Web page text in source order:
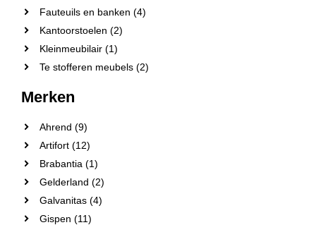
Fauteuils en banken (4)
Kantoorstoelen (2)
Kleinmeubilair (1)
Te stofferen meubels (2)
Merken
Ahrend (9)
Artifort (12)
Brabantia (1)
Gelderland (2)
Galvanitas (4)
Gispen (11)